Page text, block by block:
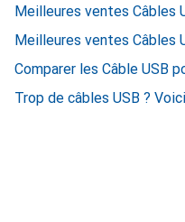
Meilleures ventes Câbles
Meilleures ventes Câbles
Comparer les Câble USB
Trop de câbles USB ?